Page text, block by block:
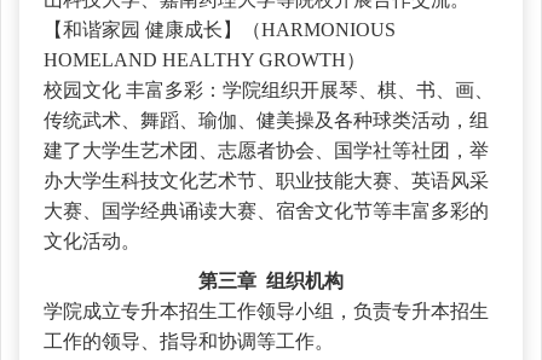
【和谐家园 健康成长】（HARMONIOUS
HOMELAND HEALTHY GROWTH）
校园文化 丰富多彩：学院组织开展琴、棋、书、画、
传统武术、舞蹈、瑜伽、健美操及各种球类活动，组
建了大学生艺术团、志愿者协会、国学社等社团，举
办大学生科技文化艺术节、职业技能大赛、英语风采
大赛、国学经典诵读大赛、宿舍文化节等丰富多彩的
文化活动。
第三章 组织机构
学院成立专升本招生工作领导小组，负责专升本招生
工作的领导、指导和协调等工作。